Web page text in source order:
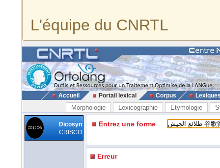
L'équipe du CNRTL
Accueil Portail lexical Corpus
Morphologie Lexicographie Etymologie
Dicosyn
CRISCO
Entrez une forme
Erreur